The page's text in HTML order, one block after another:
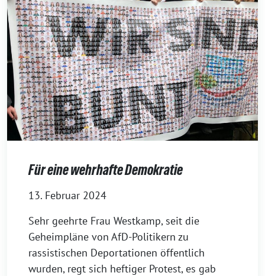
Für eine wehrhafte Demokratie
13. Februar 2024
Sehr geehrte Frau Westkamp, seit die
Geheimpläne von AfD-Politikern zu
rassistischen Deportationen öffentlich
wurden, regt sich heftiger Protest, es gab